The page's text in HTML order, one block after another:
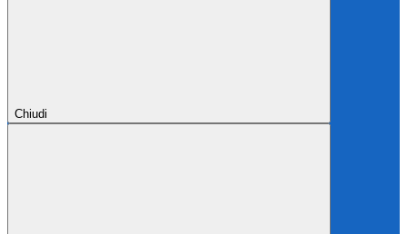
Chiudi